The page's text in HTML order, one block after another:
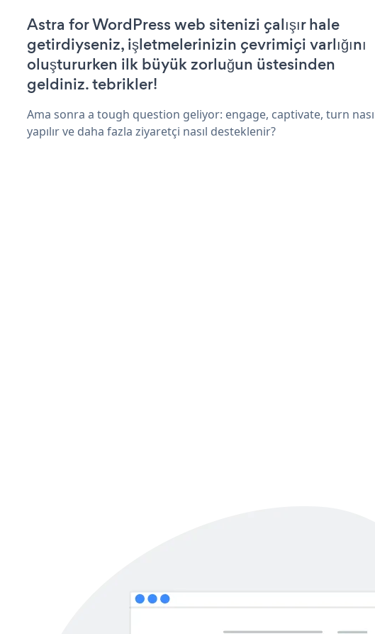
Astra for WordPress web sitenizi çalışır hale
getirdiyseniz, işletmelerinizin çevrimiçi varlığını
oluştururken ilk büyük zorluğun üstesinden
geldiniz. tebrikler!
Ama sonra a tough question geliyor: engage, captivate, turn
yapılır ve daha fazla ziyaretçi nasıl desteklenir?